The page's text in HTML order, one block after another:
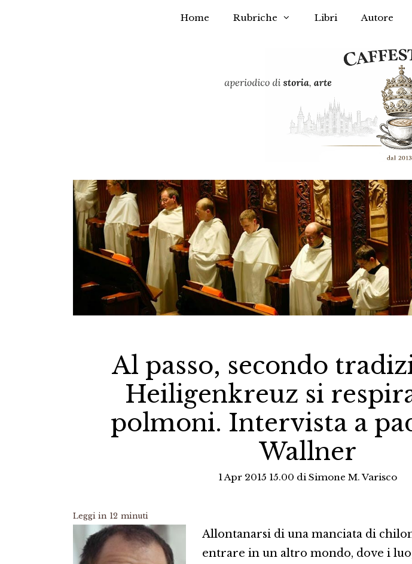
Home Rubriche Libri Autore
Al passo, secondo
Heiligenkreuz si
polmoni. Intervista a
Wallner
1 Apr 2015 15.00 di Simone M. Varisco
Leggi in 12 minuti
Allontanarsi di una manciata di
entrare in un altro mondo, dove i